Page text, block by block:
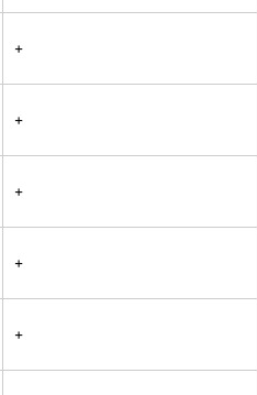
+
+
+
+
+